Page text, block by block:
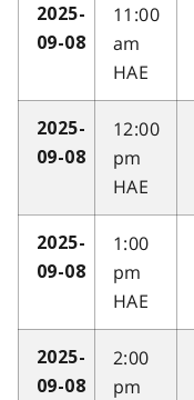
2025-
09-08
11:00
am
HAE
2025-
09-08
12:00
pm
HAE
2025-
09-08
1:00
pm
HAE
2025-
09-08
2:00
pm